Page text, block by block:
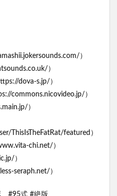
）
）
dova-s.jp/）
commons.nicovideo.jp/）
）
ThisIsTheFatRat/featured）
chi.net/）
）
seraph.net/）